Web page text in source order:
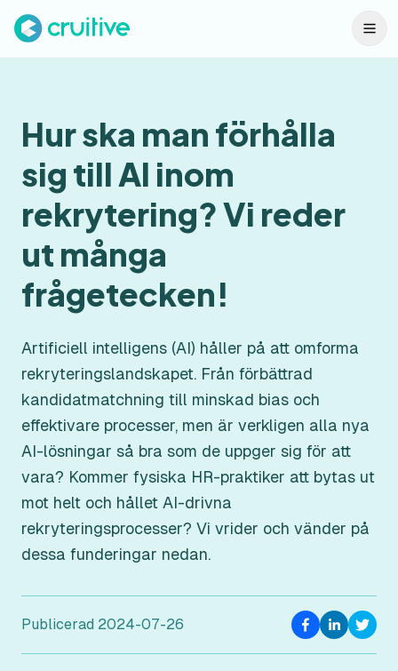
Hur ska man förhålla
sig till AI inom
rekrytering? Vi reder
ut många
frågetecken!
Artificiell intelligens (AI) håller på att omforma
rekryteringslandskapet. Från förbättrad
kandidatmatchning till minskad bias och
effektivare processer, men är verkligen alla nya
AI-lösningar så bra som de uppger sig för att
vara? Kommer fysiska HR-praktiker att bytas ut
mot helt och hållet AI-drivna
rekryteringsprocesser? Vi vrider och vänder på
dessa funderingar nedan.
Publicerad 2024-07-26